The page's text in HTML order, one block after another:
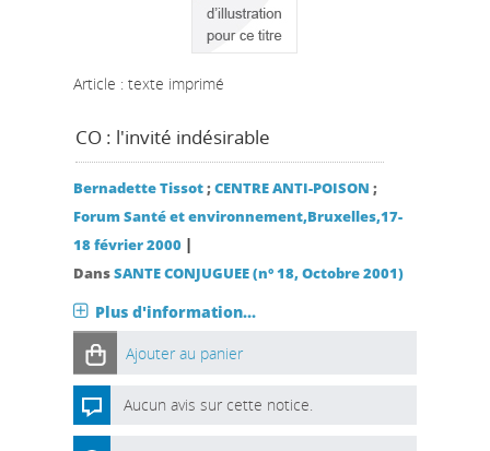
Article : texte imprimé
CO : l'invité indésirable
Bernadette Tissot;CENTRE ANTI-POISON ;
Forum Santé et environnement,Bruxelles,17-
18 février 2000 |
DansSANTE CONJUGUEE (n° 18, Octobre 2001)
Plus d'information...
Ajouter au panier
Aucun avis sur cette notice.